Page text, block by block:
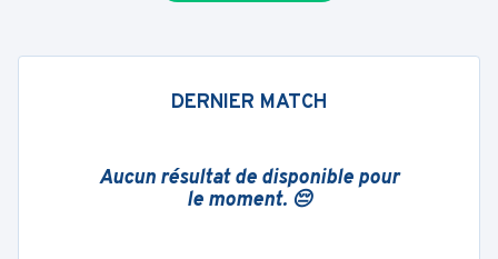
DERNIER MATCH
Aucun résultat de disponible pour
le moment. 😔